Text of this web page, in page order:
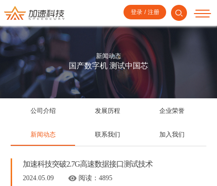
登录 / 注册
新闻动态
国产数字机 测试中国芯
公司介绍 发展历程 企业荣誉
新闻动态 联系我们 加入我们
加速科技突破2.7G高速数据接口测试技术
2024.05.09 阅读：4895